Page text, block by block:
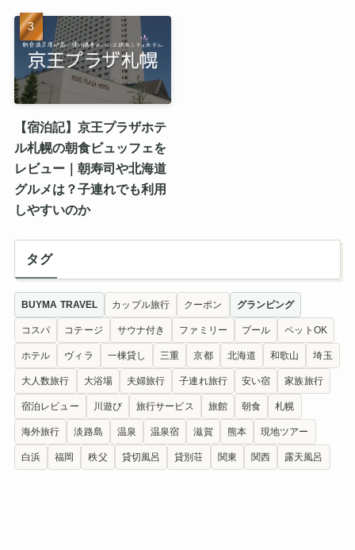
【宿泊記】京王プラザホテ
ル札幌の朝食ビュッフェを
レビュー｜朝寿司や北海道
グルメは？子連れでも利用
しやすいのか
タグ
BUYMA TRAVEL カップル旅行 クーポン グランピング
コスパ コテージ サウナ付き ファミリー プール ペットOK
ホテル ヴィラ 一棟貸し 三重 京都 北海道 和歌山 埼玉
大人数旅行 大浴場 夫婦旅行 子連れ旅行 安い宿 家族旅行
宿泊レビュー 川遊び 旅行サービス 旅館 朝食 札幌
海外旅行 淡路島 温泉 温泉宿 滋賀 熊本 現地ツアー
白浜 福岡 秩父 貸切風呂 貸別荘 関東 関西 露天風呂